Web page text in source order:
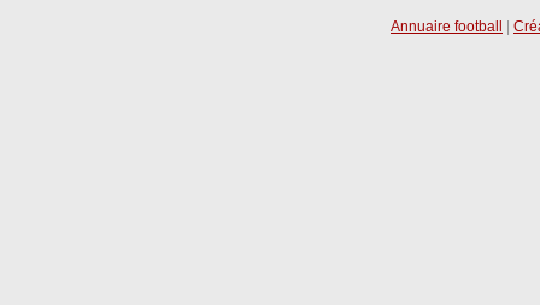
Annuaire football